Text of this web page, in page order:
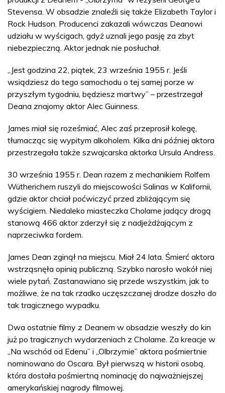
Stevensa. W obsadzie znaleźli się także Elizabeth Taylor i
Rock Hudson. Producenci zakazali wówczas Deanowi
udziału w wyścigach, gdyż uznali jego pasję za zbyt
niebezpieczną. Aktor jednak nie posłuchał.
„Jest godzina 22, piątek, 23 września 1955 r. Jeśli
wsiądziesz do tego samochodu o tej samej porze w
przyszłym tygodniu, będziesz martwy” – przestrzegał
Deana znajomy aktor Alec Guinness.
James miał się roześmiać, Alec zaś przeprosił kolegę,
tłumacząc się wypitym alkoholem. Kilka dni później aktora
przestrzegała także szwajcarska aktorka Ursula Andress.
30 września 1955 r. Dean razem z mechanikiem Rolfem
Wütherichem ruszyli do miejscowości Salinas w Kalifornii,
gdzie aktor chciał poćwiczyć przed zbliżającym się
wyścigiem. Niedaleko miasteczka Cholame jadący drogą
stanową 466 aktor zderzył się z nadjeżdżającym z
naprzeciwka fordem.
James Dean zginął na miejscu. Miał 24 lata. Śmierć aktora
wstrząsnęła opinią publiczną. Szybko narosło wokół niej
wiele pytań. Zastanawiano się przede wszystkim, jak to
możliwe, że na tak rzadko uczęszczanej drodze doszło do
tak tragicznego wypadku.
Dwa ostatnie filmy z Deanem w obsadzie weszły do kin
już po tragicznych wydarzeniach z Cholame. Za kreacje w
„Na wschód od Edenu” i „Olbrzymie” aktora pośmiertnie
nominowano do Oscara. Był pierwszą w historii osobą,
która dostała pośmiertną nominację do najważniejszej
amerykańskiej nagrody filmowej.